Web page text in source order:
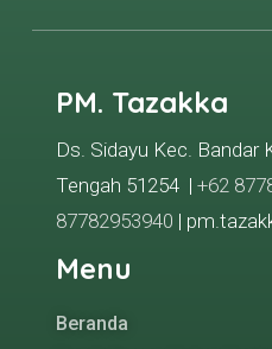
PM. Tazakka
Ds. Sidayu Kec. Bandar
Tengah 51254 | +62
87782953940 |
Menu
Beranda